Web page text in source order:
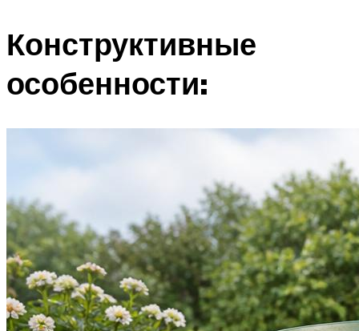
Конструктивные
особенности: